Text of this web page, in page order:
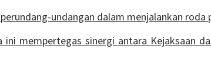
undangan dalam menjalankan roda
mempertegas sinergi antara Kejaksaan